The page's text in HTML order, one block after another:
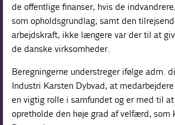
de offentlige finanser, hvis de
som opholdsgrundlag, samt den
arbejdskraft, ikke længere var der til at
de danske virksomheder.
Beregningerne understreger ifølge adm.
Industri Karsten Dybvad, at
en vigtig rolle i samfundet og er med til
opretholde den høje grad af velfærd, som